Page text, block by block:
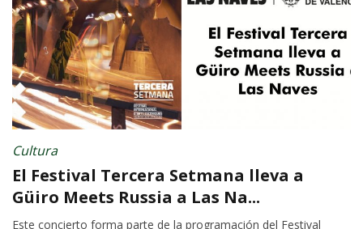
Cultura
El Festival Tercera Setmana lleva a
Güiro Meets Russia a Las Na...
Este concierto forma parte de la programación del Festival